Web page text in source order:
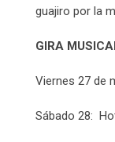
guajiro por la
GIRA
Viernes 27 de
Sábado 28: